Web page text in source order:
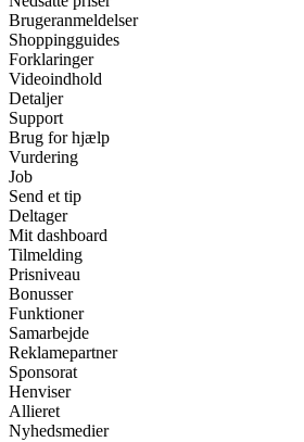
Brugeranmeldelser
Shoppingguides
Forklaringer
Videoindhold
Detaljer
Support
Brug for hjælp
Vurdering
Job
Send et tip
Deltager
Mit dashboard
Tilmelding
Prisniveau
Bonusser
Funktioner
Samarbejde
Reklamepartner
Sponsorat
Henviser
Allieret
Nyhedsmedier